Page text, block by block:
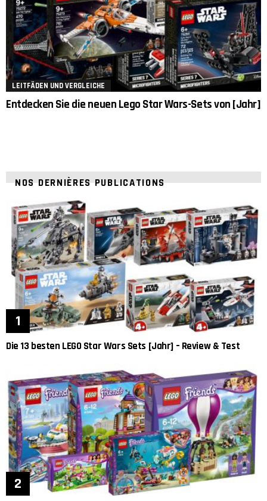
LEITFÄDEN UND VERGLEICHE
Entdecken Sie die neuen Lego Star Wars-Sets von [Jahr]
NOS DERNIÈRES PUBLICATIONS
Die 13 besten LEGO Star Wars Sets [Jahr] – Review & Test